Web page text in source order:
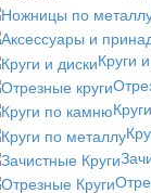
Круги